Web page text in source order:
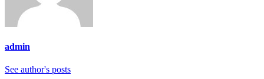
admin
See author's posts